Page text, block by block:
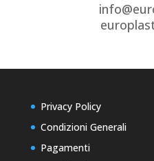
Privacy Policy
Condizioni Generali
Pagamenti